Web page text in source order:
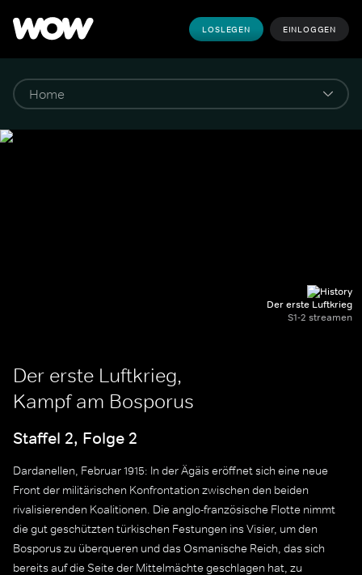
LOSLEGEN EINLOGGEN
Der erste Luftkrieg
S1-2 streamen
Der erste Luftkrieg,
Kampf am Bosporus
Staffel 2, Folge 2
Dardanellen, Februar 1915: In der Ägäis eröffnet sich eine neue
Front der militärischen Konfrontation zwischen den beiden
rivalisierenden Koalitionen. Die anglo-französische Flotte nimmt
die gut geschützten türkischen Festungen ins Visier, um den
Bosporus zu überqueren und das Osmanische Reich, das sich
bereits auf die Seite der Mittelmächte geschlagen hat, zu